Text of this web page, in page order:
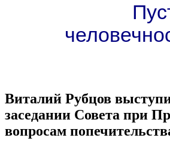
Виталий Рубцов
заседании Совета при
вопросам